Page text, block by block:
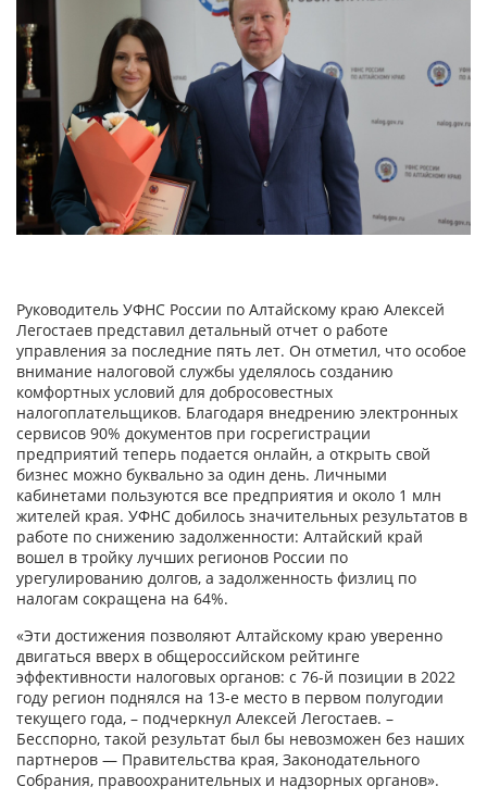
Руководитель УФНС России по Алтайскому краю Алексей
Легостаев представил детальный отчет о работе
управления за последние пять лет. Он отметил, что особое
внимание налоговой службы уделялось созданию
комфортных условий для добросовестных
налогоплательщиков. Благодаря внедрению электронных
сервисов 90% документов при госрегистрации
предприятий теперь подается онлайн, а открыть свой
бизнес можно буквально за один день. Личными
кабинетами пользуются все предприятия и около 1 млн
жителей края. УФНС добилось значительных результатов в
работе по снижению задолженности: Алтайский край
вошел в тройку лучших регионов России по
урегулированию долгов, а задолженность физлиц по
налогам сокращена на 64%.
«Эти достижения позволяют Алтайскому краю уверенно
двигаться вверх в общероссийском рейтинге
эффективности налоговых органов: с 76-й позиции в 2022
году регион поднялся на 13-е место в первом полугодии
текущего года, – подчеркнул Алексей Легостаев. –
Бесспорно, такой результат был бы невозможен без наших
партнеров — Правительства края, Законодательного
Собрания, правоохранительных и надзорных органов».